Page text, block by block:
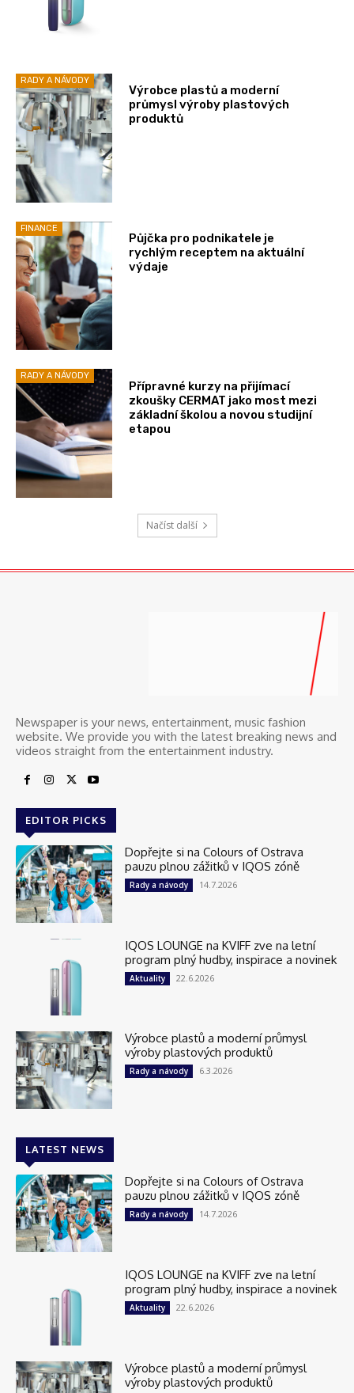
RADY A NÁVODY
Výrobce plastů a moderní
průmysl výroby plastových
produktů
FINANCE
Půjčka pro podnikatele je
rychlým receptem na aktuální
výdaje
RADY A NÁVODY
Přípravné kurzy na přijímací
zkoušky CERMAT jako most mezi
základní školou a novou studijní
etapou
Načíst další
Newspaper is your news, entertainment, music fashion
website. We provide you with the latest breaking news and
videos straight from the entertainment industry.
EDITOR PICKS
Dopřejte si na Colours of Ostrava
pauzu plnou zážitků v IQOS zóně
Rady a návody 14.7.2026
IQOS LOUNGE na KVIFF zve na letní
program plný hudby, inspirace a novinek
Aktuality 22.6.2026
Výrobce plastů a moderní průmysl
výroby plastových produktů
Rady a návody 6.3.2026
LATEST NEWS
Dopřejte si na Colours of Ostrava
pauzu plnou zážitků v IQOS zóně
Rady a návody 14.7.2026
IQOS LOUNGE na KVIFF zve na letní
program plný hudby, inspirace a novinek
Aktuality 22.6.2026
Výrobce plastů a moderní průmysl
výroby plastových produktů